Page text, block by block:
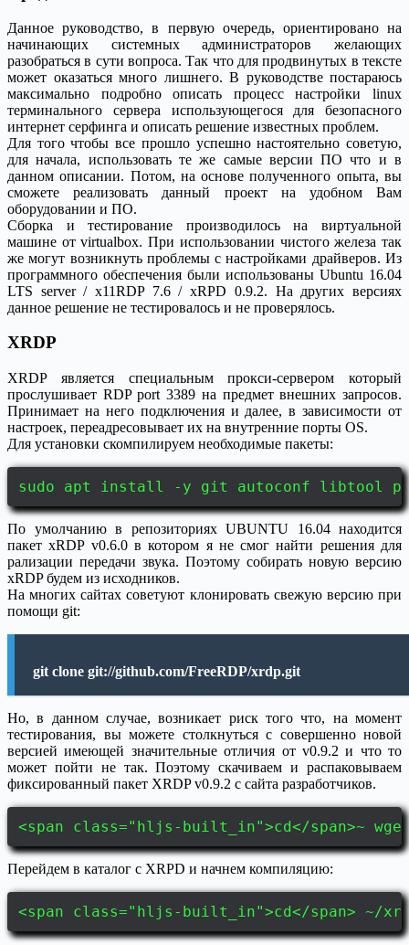
Данное руководство, в первую очередь, ориентировано на
начинающих системных администраторов желающих
разобраться в сути вопроса. Так что для продвинутых в тексте
может оказаться много лишнего. В руководстве постараюсь
максимально подробно описать процесс настройки linux
терминального сервера использующегося для безопасного
интернет серфинга и описать решение известных проблем.
Для того чтобы все прошло успешно настоятельно советую,
для начала, использовать те же самые версии ПО что и в
данном описании. Потом, на основе полученного опыта, вы
сможете реализовать данный проект на удобном Вам
оборудовании и ПО.
Сборка и тестирование производилось на виртуальной
машине от virtualbox. При использовании чистого железа так
же могут возникнуть проблемы с настройками драйверов. Из
программного обеспечения были использованы Ubuntu 16.04
LTS server / x11RDP 7.6 / xRPD 0.9.2. На других версиях
данное решение не тестировалось и не проверялось.
XRDP
XRDP является специальным прокси-сервером который
прослушивает RDP port 3389 на предмет внешних запросов.
Принимает на него подключения и далее, в зависимости от
настроек, переадресовывает их на внутренние порты OS.
Для установки скомпилируем необходимые пакеты:
sudo apt install -y git autoconf libtool
По умолчанию в репозиториях UBUNTU 16.04 находится
пакет xRDP v0.6.0 в котором я не смог найти решения для
рализации передачи звука. Поэтому собирать новую версию
xRDP будем из исходников.
На многих сайтах советуют клонировать свежую версию при
помощи git:
git clone git://github.com/FreeRDP/xrdp.git
Но, в данном случае, возникает риск того что, на момент
тестирования, вы можете столкнуться с совершенно новой
версией имеющей значительные отличия от v0.9.2 и что то
может пойти не так. Поэтому скачиваем и распаковываем
фиксированный пакет XRDP v0.9.2 с сайта разработчиков.
<span class="hljs-built_in">cd</span>~
Перейдем в каталог с XRPD и начнем компиляцию:
<span class="hljs-built_in">cd</span> ~/